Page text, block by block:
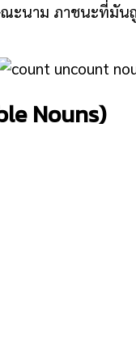
ะนาม ภาชนะที่มัน
Nouns)